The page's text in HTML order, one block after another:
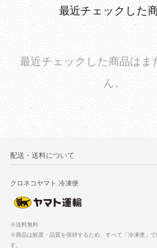
最近チェックした
最近チェックした商品はま
ん。
配送・送料について
クロネコヤマト 冷凍便
※送料無料
※商品は鮮度・品質を保持するため、すべて「冷凍便」で
す。